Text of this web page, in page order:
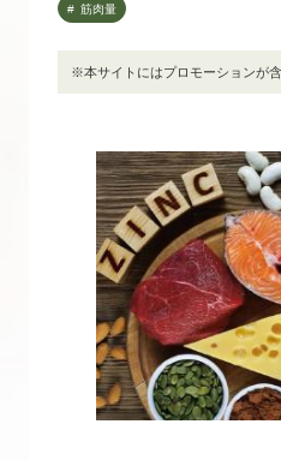
筋肉量
※本サイトにはプロモーションが含